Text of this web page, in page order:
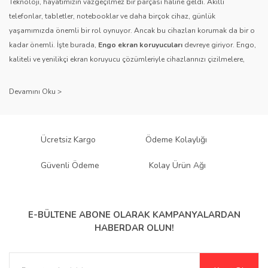
Bu ürüne benzer farklı alternatifler olmalı.
telefonlar, tabletler, notebooklar ve daha birçok cihaz, günlük
yaşamımızda önemli bir rol oynuyor. Ancak bu cihazları korumak da bir o
kadar önemli. İşte burada, Engo ekran koruyucuları devreye giriyor. Engo,
kaliteli ve yenilikçi ekran koruyucu çözümleriyle cihazlarınızı çizilmelere,
sağlıyor.
Engo ekran koruyucuları
, uzun yıllara dayanan tecrübesi ve teknolojiye
ürününü titiz bir kalite kontrol sürecinden geçirir. Kullanıcı dostu tasarımı
Çeşitlilik ve Uyum: Engo Ekran
Koruyucuları
Ücretsiz Kargo Ödeme Kolaylığı
Güvenli Ödeme Kolay Ürün Ağı
E-BÜLTENE ABONE OLARAK KAMPANYALARDAN
HABERDAR OLUN!